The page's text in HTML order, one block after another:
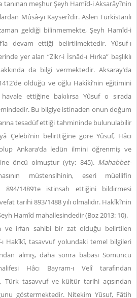
tanınan meşhur Şeyh Hamîd-i Aksarâyî’nin
Mûsâ-yı Kayserî’dir. Aslen Türkistanlı
geldiği bilinmemekte, Şeyh Hamîd-i
devam ettiği belirtilmektedir. Yûsuf-ı
yer alan “Zikr-i İsnâd-ı Hırka” başlıklı
da bilgi vermektedir. Aksaray’da
öldüğü ve oğlu Hakîkî’nin eğitimini
ettiğine bakılırsa Yûsuf o sırada
Bu bilgiye istinaden onun doğum
tesadüf ettiği tahmininde bulunulabilir
Çelebi’nin belirttiğine göre Yûsuf, Hâcı
Ankara’da ledün ilmini öğrenmiş ve
öncü olmuştur (yty: 845). Mahabbet-
müstensihinin, eseri müellifin
1489’te istinsah ettiğini bildirmesi
tarihi 893/1488 yılı olmalıdır. Hakîkî’nin
Hamîd mahallesindedir (Boz 2013: 10).
ve irfan sahibi bir zat olduğu belirtilen
ı Hakîkî, tasavvuf yolundaki temel bilgileri
almış, daha sonra babası Somuncu
Hâcı Bayram-ı Velî tarafından
tasavvuf ve kültür tarihi açısından
göstermektedir. Nitekim Yûsuf, Fâtih